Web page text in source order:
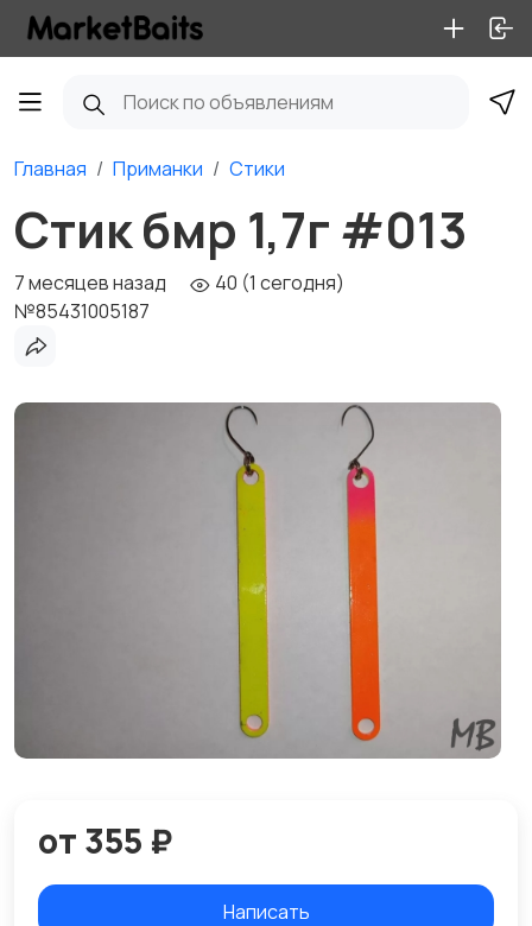
Главная Приманки Стики
Стик бмр 1,7г #013
7 месяцев назад
40 (1 сегодня)
№85431005187
от 355 ₽
Написать